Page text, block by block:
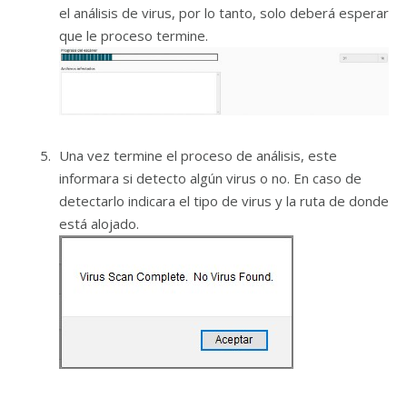
el análisis de virus, por lo tanto, solo deberá esperar
que le proceso termine.
Una vez termine el proceso de análisis, este
informara si detecto algún virus o no. En caso de
detectarlo indicara el tipo de virus y la ruta de donde
está alojado.